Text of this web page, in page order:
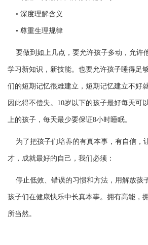
• 深度理解含 义
• 尊重生理规律
要做到如上几点，要允许孩子多动 ，允许
学习 新知识 ，新技能。也要允许孩子睡得足
们 的短期记忆很难建立，短期记忆建立不好
因此得不偿失。10岁 以下的孩子最好每天可
上的孩子，每天最少要保证8小时睡眠。
为了把孩子们培养的有真本事，有自信，
才，成就最好的自己，我们 必须 ：
停止低效、 错误的习惯和方法，用解放孩
孩子们在健康快乐中长真本事。 拥有高能， 拥
所当然。